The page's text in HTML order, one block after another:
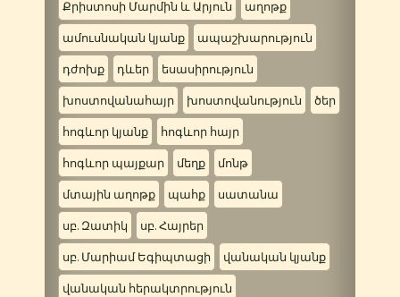
Քրիստոսի Մարմին և Արյուն աղոթք
ամուսնական կյանք ապաշխարություն
դժոխք դևեր եսասիրություն
խոստովանահայր խոստովանություն ծեր
հոգևոր կյանք հոգևոր հայր
հոգևոր պայքար մեղք մոնթ
մտային աղոթք պահք սատանա
սբ. Զատիկ սբ. Հայրեր
սբ. Մարիամ Եգիպտացի վանական կյանք
վանական հերակտրություն